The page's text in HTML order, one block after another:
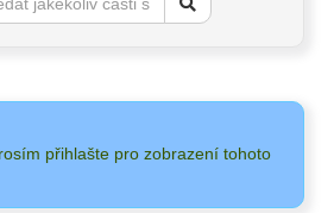
přihlašte pro zobrazení tohoto